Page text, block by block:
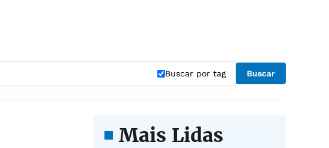
Buscar por tag Buscar
Mais Lidas